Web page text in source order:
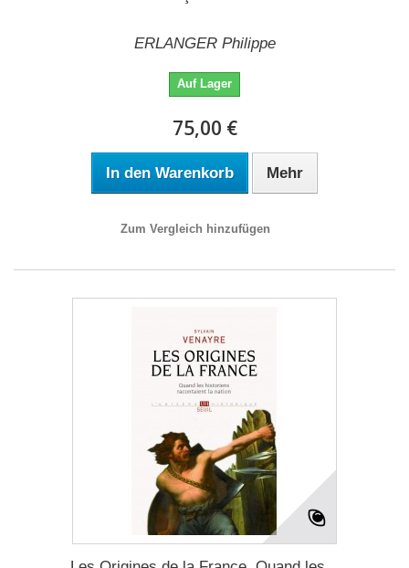
ERLANGER Philippe
Auf Lager
75,00 €
In den Warenkorb Mehr
Zum Vergleich hinzufügen